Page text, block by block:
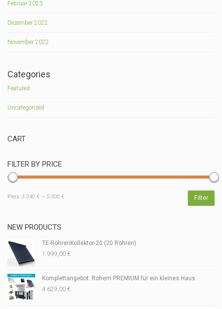
Februar 2023
Dezember 2022
November 2022
Categories
Featured
Uncategorized
CART
FILTER BY PRICE
Min.
Max.
Filter
Preis: 3.340 € — 5.300 €
NEW PRODUCTS
TE-RöhrenKollektor-20 (20 Röhren)
1.999,00 €
Komplettangebot: Rohem PREMIUM für ein kleines Haus
4.629,00 €